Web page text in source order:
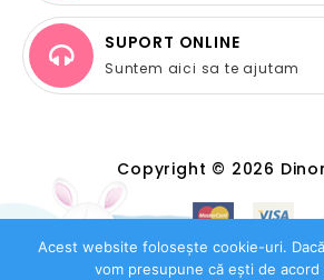
SUPORT ONLINE
Suntem aici sa te ajutam
Copyright © 2026
Acest website folosește cookie-uri.
vom presupune că ești de acord